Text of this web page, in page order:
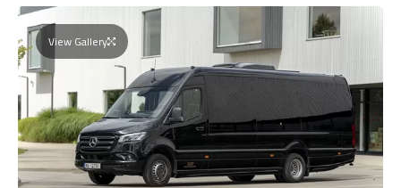
View Gallery